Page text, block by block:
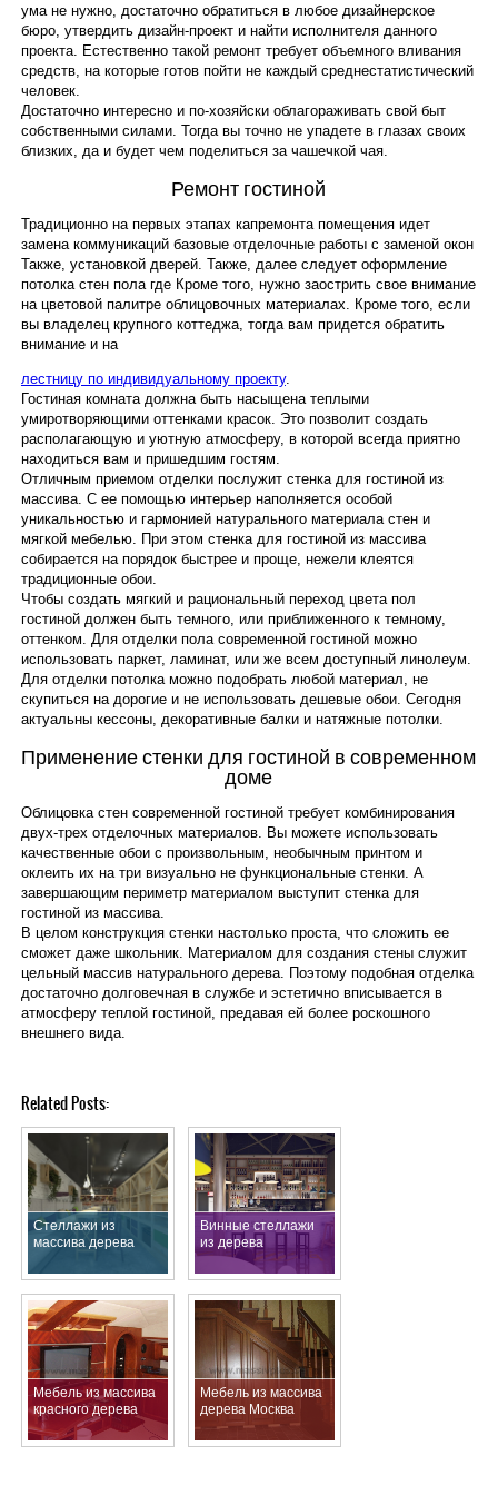
Наши услуги
ума не нужно, достаточно обратиться в любое дизайнерское
бюро, утвердить дизайн-проект и найти исполнителя данного
проекта. Естественно такой ремонт требует объемного вливания
средств, на которые готов пойти не каждый среднестатистический
человек.
Достаточно интересно и по-хозяйски облагораживать свой быт
собственными силами. Тогда вы точно не упадете в глазах своих
близких, да и будет чем поделиться за чашечкой чая.
Ремонт гостиной
Традиционно на первых этапах капремонта помещения идет
замена коммуникаций базовые отделочные работы с заменой окон
Также, установкой дверей. Также, далее следует оформление
потолка стен пола где Кроме того, нужно заострить свое внимание
на цветовой палитре облицовочных материалах. Кроме того, если
вы владелец крупного коттеджа, тогда вам придется обратить
внимание и на
лестницу по индивидуальному проекту.
Гостиная комната должна быть насыщена теплыми
умиротворяющими оттенками красок. Это позволит создать
располагающую и уютную атмосферу, в которой всегда приятно
находиться вам и пришедшим гостям.
Отличным приемом отделки послужит стенка для гостиной из
массива. С ее помощью интерьер наполняется особой
уникальностью и гармонией натурального материала стен и
мягкой мебелью. При этом стенка для гостиной из массива
собирается на порядок быстрее и проще, нежели клеятся
традиционные обои.
Чтобы создать мягкий и рациональный переход цвета пол
гостиной должен быть темного, или приближенного к темному,
оттенком. Для отделки пола современной гостиной можно
использовать паркет, ламинат, или же всем доступный линолеум.
Для отделки потолка можно подобрать любой материал, не
скупиться на дорогие и не использовать дешевые обои. Сегодня
актуальны кессоны, декоративные балки и натяжные потолки.
Применение стенки для гостиной в современном
доме
Облицовка стен современной гостиной требует комбинирования
двух-трех отделочных материалов. Вы можете использовать
качественные обои с произвольным, необычным принтом и
оклеить их на три визуально не функциональные стенки. А
завершающим периметр материалом выступит стенка для
гостиной из массива.
В целом конструкция стенки настолько проста, что сложить ее
сможет даже школьник. Материалом для создания стены служит
цельный массив натурального дерева. Поэтому подобная отделка
достаточно долговечная в службе и эстетично вписывается в
атмосферу теплой гостиной, предавая ей более роскошного
внешнего вида.
Related Posts:
Стеллажи из
массива дерева
Винные стеллажи
из дерева
Мебель из массива
красного дерева
Мебель из массива
дерева Москва